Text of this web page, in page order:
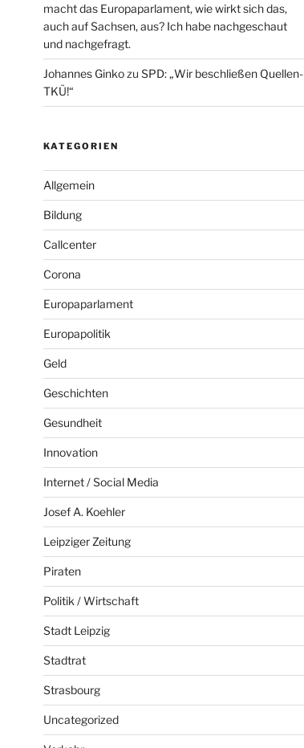
macht das Europaparlament, wie wirkt sich das,
auch auf Sachsen, aus? Ich habe nachgeschaut
und nachgefragt.
Johannes Ginkozu SPD: „Wir beschließen Quellen-
TKÜ!“
KATEGORIEN
Allgemein
Bildung
Callcenter
Corona
Europaparlament
Europapolitik
Geld
Geschichten
Gesundheit
Innovation
Internet / Social Media
Josef A. Koehler
Leipziger Zeitung
Piraten
Politik / Wirtschaft
Stadt Leipzig
Stadtrat
Strasbourg
Uncategorized